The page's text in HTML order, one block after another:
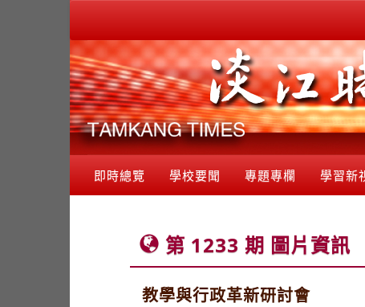
即時總覽 學校要聞 專題專欄 學習新
第 1233 期 圖片資訊
教學與行政革新研討會